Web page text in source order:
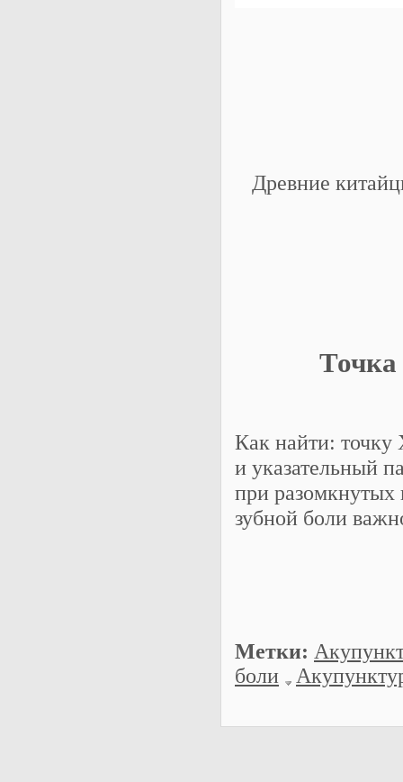
Древние
Как найти:
и указательный
при разомкнутых
зубной боли
Метки:
боли